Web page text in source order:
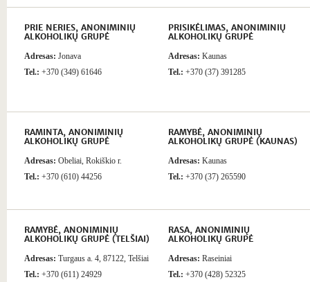
PRIE NERIES, ANONIMINIŲ
ALKOHOLIKŲ GRUPĖ
Adresas: Jonava
Tel.: +370 (349) 61646
PRISIKĖLIMAS, ANONIMINIŲ
ALKOHOLIKŲ GRUPĖ
Adresas: Kaunas
Tel.: +370 (37) 391285
RAMINTA, ANONIMINIŲ
ALKOHOLIKŲ GRUPĖ
Adresas: Obeliai, Rokiškio r.
Tel.: +370 (610) 44256
RAMYBĖ, ANONIMINIŲ
ALKOHOLIKŲ GRUPĖ (KAUNAS)
Adresas: Kaunas
Tel.: +370 (37) 265590
RAMYBĖ, ANONIMINIŲ
ALKOHOLIKŲ GRUPĖ (TELŠIAI)
Adresas: Turgaus a. 4, 87122, Telšiai
Tel.: +370 (611) 24929
RASA, ANONIMINIŲ
ALKOHOLIKŲ GRUPĖ
Adresas: Raseiniai
Tel.: +370 (428) 52325